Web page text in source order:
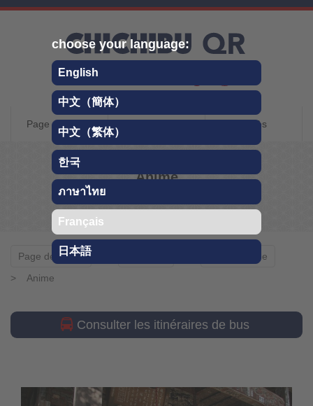
choose your language:
English
中文（簡体）
中文（繁体）
한국
ภาษาไทย
Français
日本語
Skip
Chichibu QR Guide
de voyage
Page de garde Accès
Anime
Page de garde
Toute l'année
Anime
Consulter les itinéraires de bus